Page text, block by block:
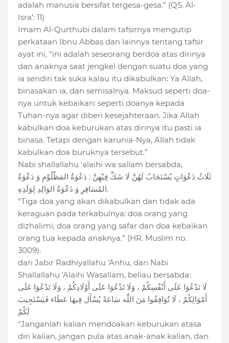
adalah manusia bersifat tergesa-gesa.” (QS. Al-
Isra’: 11)
Imam Al-Qurthubi dalam tafsirnya mengutip
perkataan Ibnu Abbas dan lainnya tentang tafsir
ayat ini, “ini adalah seseorang berdoa atas dirinya
dan anaknya saat jengkel dengan suatu doa yang
ia sendiri tak suka kalau itu dikabulkan: Ya Allah,
binasakan ia, dan semisalnya. Maksud seperti doa-
nya untuk kebaikan: seperti doanya kepada
Tuhan-nya agar diberi kesejahteraan. Jika Allah
kabulkan doa keburukan atas dirinya itu pasti ia
binasa. Tetapi dengan karunia-Nya, Allah tidak
kabulkan doa buruknya tersebut.”
Nabi shallallahu ‘alaihi wa sallam bersabda,
ثَلَاثُ دَعْوَاتٍ يُسْتَجَابُ لَهُنَّ لَا شَكَّ فِيْهِنَّ : دَعْوَةُ المَظْلُوْمِ وَ دَعْوَةُ
المُسَافِرِ وَ دَعْوَةُ الوَالِدِ لِوَلَدِهِ.
“Tiga doa yang akan dikabulkan dan tidak ada
keraguan pada terkabulnya: doa orang yang
dizhalimi, doa orang yang safar dan doa kebaikan
orang tua kepada anaknya.” (HR. Muslim no.
3009).
dari Jabir Radhiyallahu 'Anhu, dari Nabi
Shallallahu 'Alaihi Wasallam, beliau bersabda:
لَا تَدْعُوَا عَلَى أَنْفُسِكُمْ ، وَلَا تَدْعُوَا عَلَى أَوْلَادِكُمْ ، وَلَا تَدْعُوَا عَلَى
أَمْوَالِكُمْ ، لَا تُوَافِقُوا مَنَ اللَّه سَاعَةً يُسْأَل فِيهَا عَطَاء فَيَسْتَجِيبَ
لَكُمْ
“Janganlah kalian mendoakan keburukan atasa
diri kalian, jangan pula atas anak-anak kalian, dan